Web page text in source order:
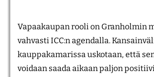
Vapaakaupan rooli on Granholmin
vahvasti ICC:n agendalla.
kauppakamarissa uskotaan, että
voidaan saada aikaan paljon